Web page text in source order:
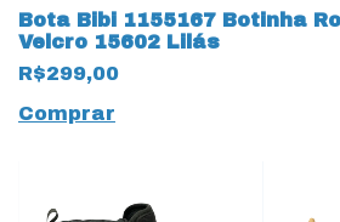
Bota Bibi 1155167 Botinha
Velcro 15602 Lilás
R$299,00
Comprar